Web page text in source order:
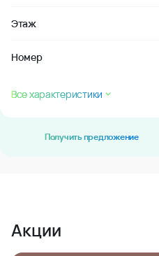
Этаж
Номер
Все характеристики
Получить предложение
Акции